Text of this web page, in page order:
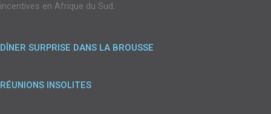
incentives en Afrique du Sud.
DÎNER SURPRISE DANS LA BROUSSE
RÉUNIONS INSOLITES